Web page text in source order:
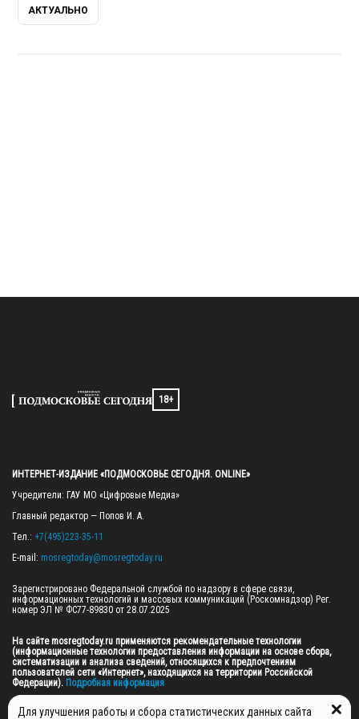
АКТУАЛЬНО
18+
ИНТЕРНЕТ-ИЗДАНИЕ «ПОДМОСКОВЬЕ СЕГОДНЯ. ONLINE»
Учредители: ГАУ МО «Цифровые Медиа»
Главный редактор — Попов И. А.
Тел.: +7(495)223-35-11
E-mail: mosregtoday@mosregtoday.ru
Зарегистрировано Федеральной службой по надзору в сфере связи,
информационных технологий и массовых коммуникаций (Роскомнадзор) Рег.
номер ЭЛ № ФС77-89830 от 28.07.2025
На сайте mosregtoday.ru применяются рекомендательные технологии
(информационные технологии предоставления информации на основе сбора,
систематизации и анализа сведений, относящихся к предпочтениям
пользователей сети «Интернет», находящихся на территории Российской
Федерации). Подробная информация
© 2026 ПРАВА НА ВСЕ МАТЕРИАЛЫ САЙТА ПРИНАДЛЕЖАТ ГАУ МО "ЦИФРОВЫЕ
МЕДИА" (ОГРН: 1255000059467).
Для улучшения работы и сбора статистических данных сайта